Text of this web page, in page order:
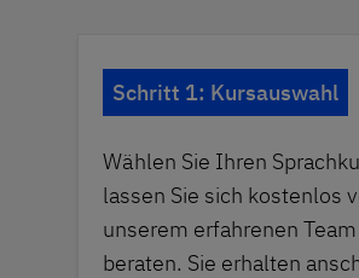
Schritt 1: Kursauswahl
Wählen Sie Ihren
lassen Sie sich kostenlos
unserem erfahrenen Team
beraten. Sie erhalten